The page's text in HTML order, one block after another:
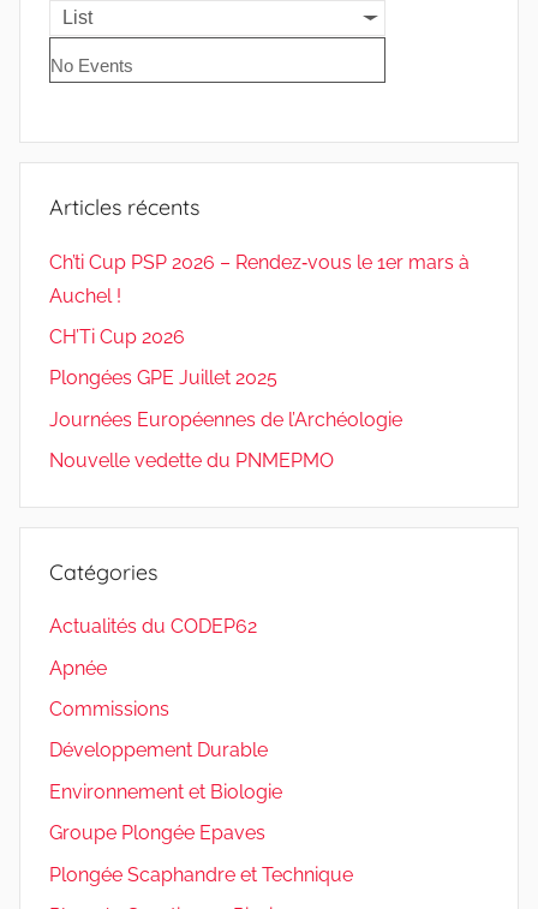
List
No Events
Articles récents
Ch’ti Cup PSP 2026 – Rendez‑vous le 1er mars à
Auchel !
CH’Ti Cup 2026
Plongées GPE Juillet 2025
Journées Européennes de l’Archéologie
Nouvelle vedette du PNMEPMO
Catégories
Actualités du CODEP62
Apnée
Commissions
Développement Durable
Environnement et Biologie
Groupe Plongée Epaves
Plongée Scaphandre et Technique